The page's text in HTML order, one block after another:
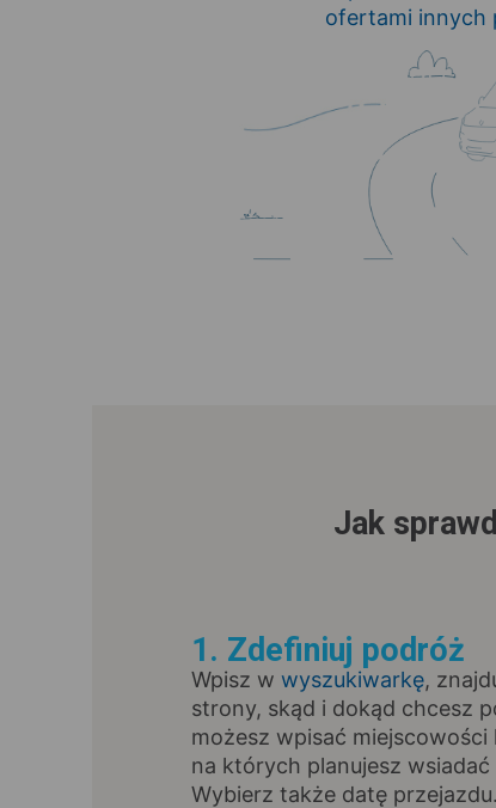
ofertami innych
Jak
1. Zdefiniuj podróż
Wpisz w wyszukiwarkę,
strony, skąd i dokąd chcesz
możesz wpisać miejscowości
na których planujesz wsiadać
Wybierz także datę